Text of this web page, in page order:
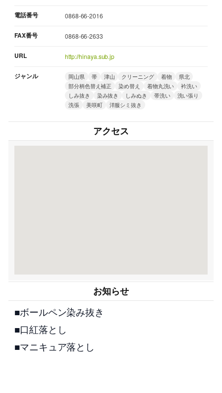
電話番号 0868-66-2016
FAX番号 0868-66-2633
URL http://hinaya.sub.jp
ジャンル 岡山県 帯 津山 クリーニング 着物
県北
部分柄色替え補正
染め替え 着物丸洗い
衿洗い
しみ抜き
染み抜き しみぬき 帯洗い
洗い張り
洗張
美咲町 洋服シミ抜き
アクセス
お知らせ
■ボールペン染み抜き
■口紅落とし
■マニキュア落とし